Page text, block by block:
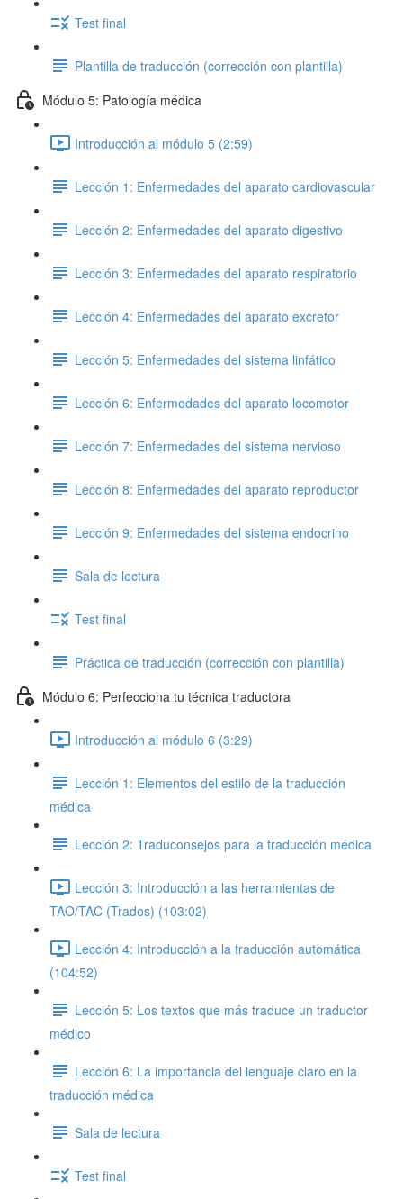
Test final
Plantilla de traducción (corrección con plantilla)
Módulo 5: Patología médica
Introducción al módulo 5 (2:59)
Lección 1: Enfermedades del aparato cardiovascular
Lección 2: Enfermedades del aparato digestivo
Lección 3: Enfermedades del aparato respiratorio
Lección 4: Enfermedades del aparato excretor
Lección 5: Enfermedades del sistema linfático
Lección 6: Enfermedades del aparato locomotor
Lección 7: Enfermedades del sistema nervioso
Lección 8: Enfermedades del aparato reproductor
Lección 9: Enfermedades del sistema endocrino
Sala de lectura
Test final
Práctica de traducción (corrección con plantilla)
Módulo 6: Perfecciona tu técnica traductora
Introducción al módulo 6 (3:29)
Lección 1: Elementos del estilo de la traducción
médica
Lección 2: Traduconsejos para la traducción médica
Lección 3: Introducción a las herramientas de
TAO/TAC (Trados) (103:02)
Lección 4: Introducción a la traducción automática
(104:52)
Lección 5: Los textos que más traduce un traductor
médico
Lección 6: La importancia del lenguaje claro en la
traducción médica
Sala de lectura
Test final